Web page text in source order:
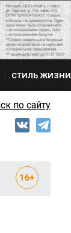
СТИЛЬ ЖИЗНИ
по сайту